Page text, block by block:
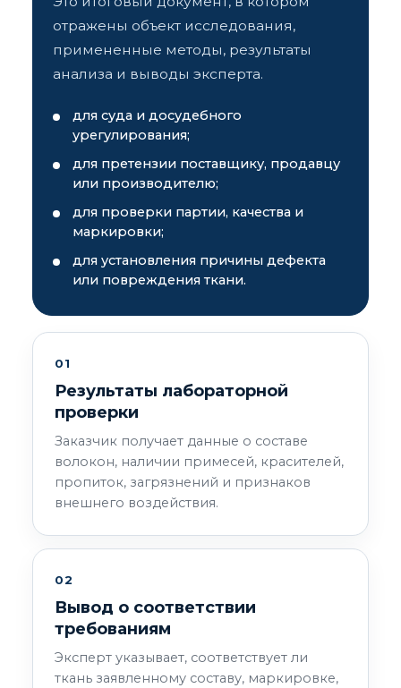
отражены объект исследования,
примененные методы, результаты
анализа и выводы эксперта.
для суда и досудебного
урегулирования;
для претензии поставщику, продавцу
или производителю;
для проверки партии, качества и
маркировки;
для установления причины дефекта
или повреждения ткани.
01
Результаты лабораторной
проверки
Заказчик получает данные о составе
волокон, наличии примесей, красителей,
пропиток, загрязнений и признаков
внешнего воздействия.
02
Вывод о соответствии
требованиям
Эксперт указывает, соответствует ли
ткань заявленному составу, маркировке,